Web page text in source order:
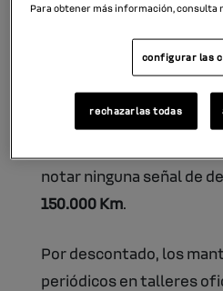
tiempo , si queremos
rendimiento perfecto.
¿Cada cuánto hay que
La mayoría de
notar ninguna señal de
150.000 Km.
Por descontado, los
periódicos en talleres
Para obtener más información, consulta
configurar las
rechazarlas todas